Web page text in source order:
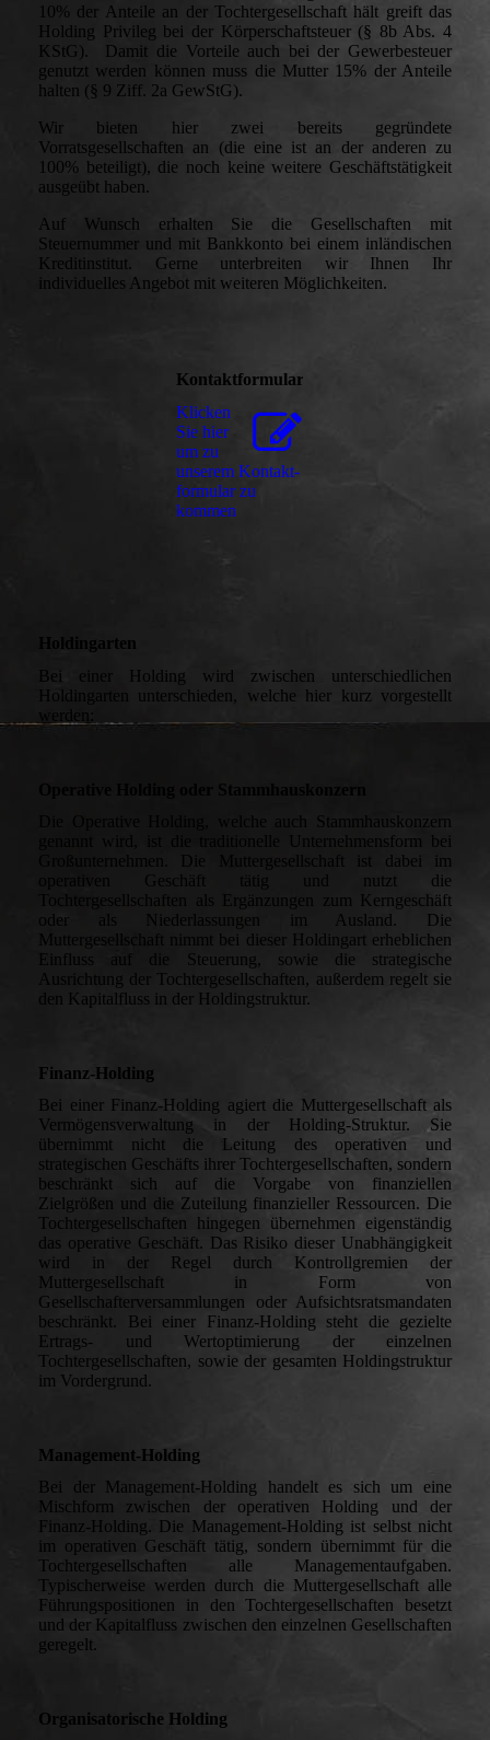
10% der Anteile an der Tochtergesellschaft hält greift das
Holding Privileg bei der Körperschaftsteuer (§ 8b Abs. 4
KStG). Damit die Vorteile auch bei der Gewerbesteuer
genutzt werden können muss die Mutter 15% der Anteile
halten (§ 9 Ziff. 2a GewStG).
Wir bieten hier zwei bereits gegründete
Vorratsgesellschaften an (die eine ist an der anderen zu
100% beteiligt), die noch keine weitere Geschäftstätigkeit
ausgeübt haben.
Auf Wunsch erhalten Sie die Gesellschaften mit
Steuernummer und mit Bankkonto bei einem inländischen
Kreditinstitut. Gerne unterbreiten wir Ihnen Ihr
individuelles Angebot mit weiteren Möglichkeiten.
Kontaktformular
Klicken
Sie hier
um zu
unserem Kon­takt­
for­mu­lar zu
kommen
Holdingarten
Bei einer Holding wird zwischen unterschiedlichen
Holdingarten unterschieden, welche hier kurz vorgestellt
werden:
Operative Holding oder Stammhauskonzern
Die Operative Holding, welche auch Stammhauskonzern
genannt wird, ist die traditionelle Unternehmensform bei
Großunternehmen. Die Muttergesellschaft ist dabei im
operativen Geschäft tätig und nutzt die
Tochtergesellschaften als Ergänzungen zum Kerngeschäft
oder als Niederlassungen im Ausland. Die
Muttergesellschaft nimmt bei dieser Holdingart erheblichen
Einfluss auf die Steuerung, sowie die strategische
Ausrichtung der Tochtergesellschaften, außerdem regelt sie
den Kapitalfluss in der Holdingstruktur.
Finanz-Holding
Bei einer Finanz-Holding agiert die Muttergesellschaft als
Vermögensverwaltung in der Holding-Struktur. Sie
übernimmt nicht die Leitung des operativen und
strategischen Geschäfts ihrer Tochtergesellschaften, sondern
beschränkt sich auf die Vorgabe von finanziellen
Zielgrößen und die Zuteilung finanzieller Ressourcen. Die
Tochtergesellschaften hingegen übernehmen eigenständig
das operative Geschäft. Das Risiko dieser Unabhängigkeit
wird in der Regel durch Kontrollgremien der
Muttergesellschaft in Form von
Gesellschafterversammlungen oder Aufsichtsratsmandaten
beschränkt. Bei einer Finanz-Holding steht die gezielte
Ertrags- und Wertoptimierung der einzelnen
Tochtergesellschaften, sowie der gesamten Holdingstruktur
im Vordergrund.
Management-Holding
Bei der Management-Holding handelt es sich um eine
Mischform zwischen der operativen Holding und der
Finanz-Holding. Die Management-Holding ist selbst nicht
im operativen Geschäft tätig, sondern übernimmt für die
Tochtergesellschaften alle Managementaufgaben.
Typischerweise werden durch die Muttergesellschaft alle
Führungspositionen in den Tochtergesellschaften besetzt
und der Kapitalfluss zwischen den einzelnen Gesellschaften
geregelt.
Organisatorische Holding